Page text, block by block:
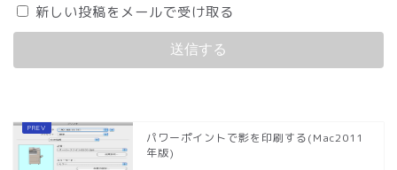
新しい投稿をメールで受け取る
パワーポイントで影を印刷する(Mac2011
年版)